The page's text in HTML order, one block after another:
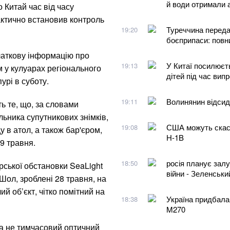
час від часу
встановив контроль
інформацію про
кулуарах регіонального
в суботу.
те, що, за словами
супутникових знімків,
в атол, а також бар'єром,
травня.
обстановки SeaLight
зроблені 28 травня, на
об’єкт, чітко помітний на
не тимчасовий оптичний
й води отримали
19:20
Туреччина
боєприпаси:
19:13
У Китаї
дітей під час
19:11 Волинянин
19:08
США можуть
H-1B
18:50
росія планує
війни -
18:38
Україна
M270